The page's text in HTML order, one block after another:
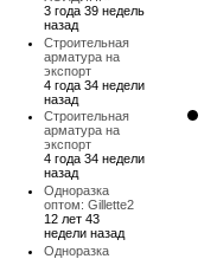
3 года 39 недель
назад
Строительная
арматура на
экспорт
4 года 34 недели
назад
Строительная
арматура на
экспорт
4 года 34 недели
назад
Одноразка
оптом: Gillette2
12 лет 43
недели назад
Одноразка